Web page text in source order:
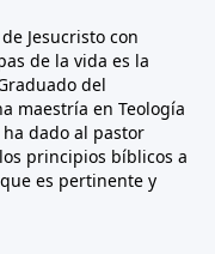
Jesucristo con
de la vida es la
del
maestría en Teología
dado al pastor
principios bíblicos a
es pertinente y